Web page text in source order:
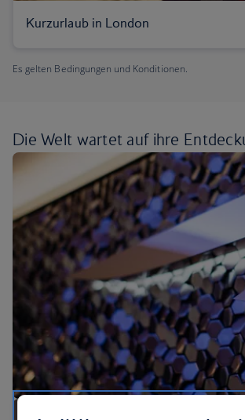
Kurzurlaub in London
Es gelten Bedingungen und Konditionen.
Die Welt wartet auf ihre